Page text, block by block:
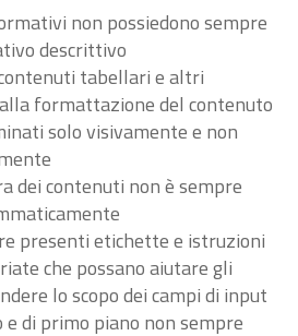
non possiedono sempre
descrittivo
tabellari e altri
formattazione del contenuto
solo visivamente e non
dei contenuti non è sempre
presenti etichette e istruzioni
che possano aiutare gli
lo scopo dei campi di input
e di primo piano non sempre